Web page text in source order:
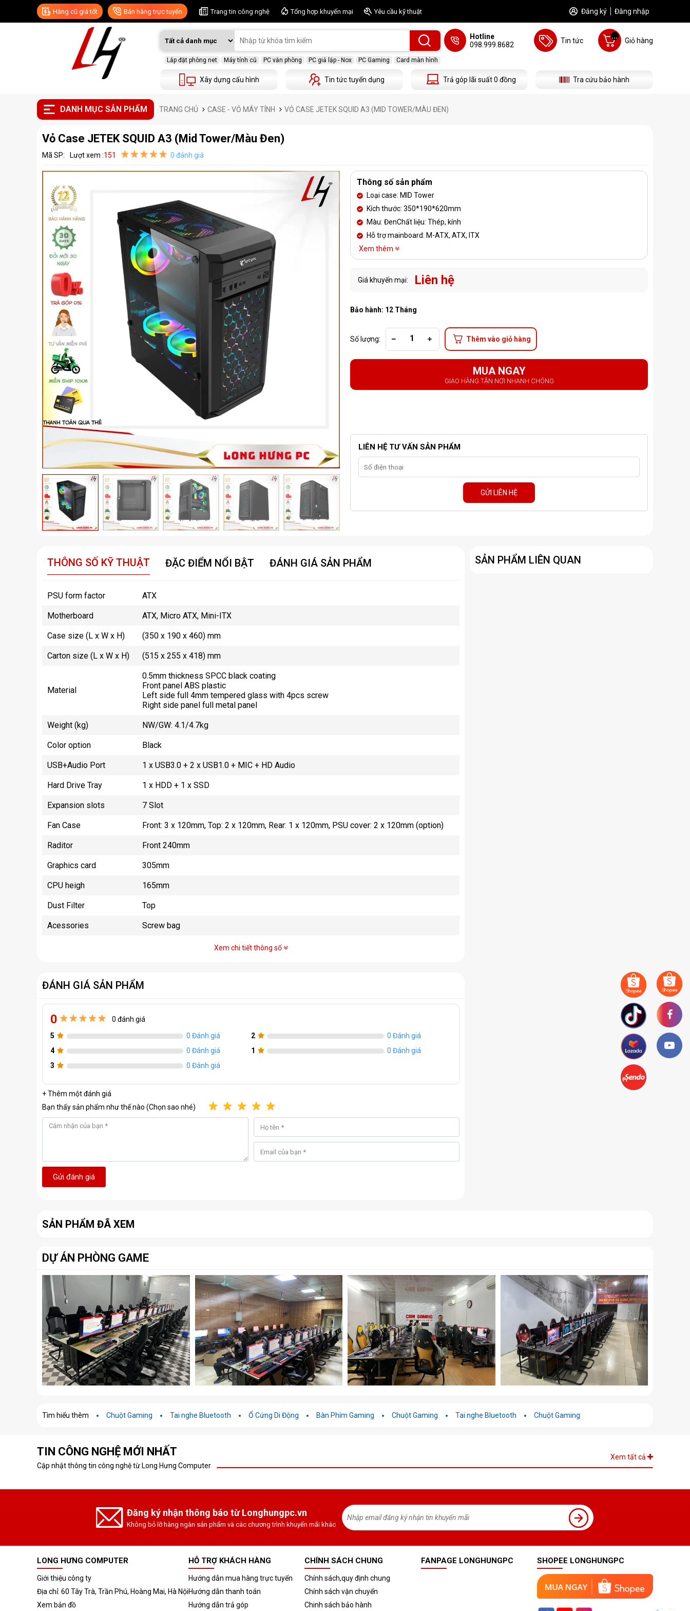
Hàng cũ giá tốt Bán hàng trực tuyến Trang tin công nghệ Tổng hợp khuyến mại Yêu cầu kỹ thuật Đăng ký Đăng nhập
Lắp đặt phòng net Máy tính cũ PC văn phòng PC giả lập - Nox PC Gaming Card màn hình
Hotline
098.999.8682
Tin tức Giỏ hàng
...
Xây dựng cấu hình Tin tức tuyển dụng Trả góp lãi suất 0 đồng Tra cứu bảo hành
DANH MỤC SẢN PHẨM TRANG CHỦ CASE - VỎ MÁY TÍNH VỎ CASE JETEK SQUID A3 (MID TOWER/MÀU ĐEN)
Vỏ Case JETEK SQUID A3 (Mid Tower/Màu Đen)
Mã SP: Lượt xem :151 0 đánh giá
Thông số sản phẩm
Loại case: MID Tower
Kích thước: 350*190*620mm
Màu: ĐenChất liệu: Thép, kính
Hỗ trợ mainboard: M-ATX, ATX, ITX
Xem thêm
Giá khuyến mại: Liên hệ
Bảo hành: 12 Tháng
Số lượng: Thêm vào giỏ hàng
MUA NGAY
GIAO HÀNG TẬN NƠI NHANH CHÓNG
LIÊN HỆ TƯ VẤN SẢN PHẨM
GỬI LIÊN HỆ
THÔNG SỐ KỸ THUẬT ĐẶC ĐIỂM NỔI BẬT ĐÁNH GIÁ SẢN PHẨM
PSU form factor ATX
Motherboard ATX, Micro ATX, Mini-ITX
Case size (L x W x H) (350 x 190 x 460) mm
Carton size (L x W x H) (515 x 255 x 418) mm
Material
0.5mm thickness SPCC black coating
Front panel ABS plastic
Left side full 4mm tempered glass with 4pcs screw
Right side panel full metal panel
Weight (kg) NW/GW: 4.1/4.7kg
Color option Black
USB+Audio Port 1 x USB3.0 + 2 x USB1.0 + MIC + HD Audio
Hard Drive Tray 1 x HDD + 1 x SSD
Expansion slots 7 Slot
Fan Case Front: 3 x 120mm, Top: 2 x 120mm, Rear: 1 x 120mm, PSU cover: 2 x 120mm (option)
Raditor Front 240mm
Graphics card 305mm
CPU heigh 165mm
Dust Filter Top
Acessories Screw bag
Xem chi tiết thông số
ĐÁNH GIÁ SẢN PHẨM
0
0 đánh giá
5
0 Đánh giá
4
0 Đánh giá
3
0 Đánh giá
2
0 Đánh giá
1
0 Đánh giá
+ Thêm một đánh giá
Bạn thấy sản phẩm như thế nào (Chọn sao nhé)
Gửi đánh giá
SẢN PHẨM LIÊN QUAN
SẢN PHẨM ĐÃ XEM
DỰ ÁN PHÒNG GAME
Tìm hiểu thêm Chuột Gaming Tai nghe Bluetooth Ổ Cứng Di Động Bàn Phím Gaming Chuột Gaming Tai nghe Bluetooth Chuột Gaming
TIN CÔNG NGHỆ MỚI NHẤT
Cập nhật thông tin công nghệ từ Long Hưng Computer
Xem tất cả
Đăng ký nhận thông báo từ Longhungpc.vn
Không bỏ lỡ hàng ngàn sản phẩm và các chương trình khuyến mãi khác
LONG HƯNG COMPUTER
Giới thiệu công ty
Địa chỉ: 60 Tây Trà, Trần Phú, Hoàng Mai, Hà Nội
Xem bản đồ
HỖ TRỢ KHÁCH HÀNG
Hướng dẫn mua hàng trực tuyến
Hướng dẫn thanh toán
Hướng dẫn trả góp
CHÍNH SÁCH CHUNG
Chính sách,quy định chung
Chính sách vận chuyển
Chinh sách bảo hành
FANPAGE LONGHUNGPC SHOPEE LONGHUNGPC